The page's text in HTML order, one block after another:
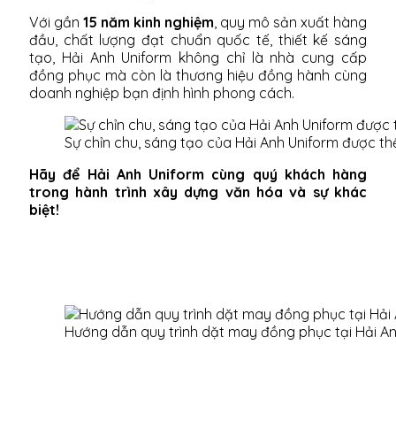
Với gần 15 năm kinh nghiệm , quy mô sản xuất hàng
đầu, chất lượng đạt chuẩn quốc tế, thiết kế sáng
tạo, Hải Anh Uniform không chỉ là nhà cung cấp
đồng phục mà còn là thương hiệu đồng hành cùng
doanh nghiệp bạn định hình phong cách.
Sự chỉn chu, sáng tạo của Hải Anh Uniform được
Hãy để Hải Anh Uniform cùng quý khách hàng
trong hành trình xây dựng văn hóa và sự khác
biệt!
Hướng dẫn quy trình dặt may đồng phục tại Hải